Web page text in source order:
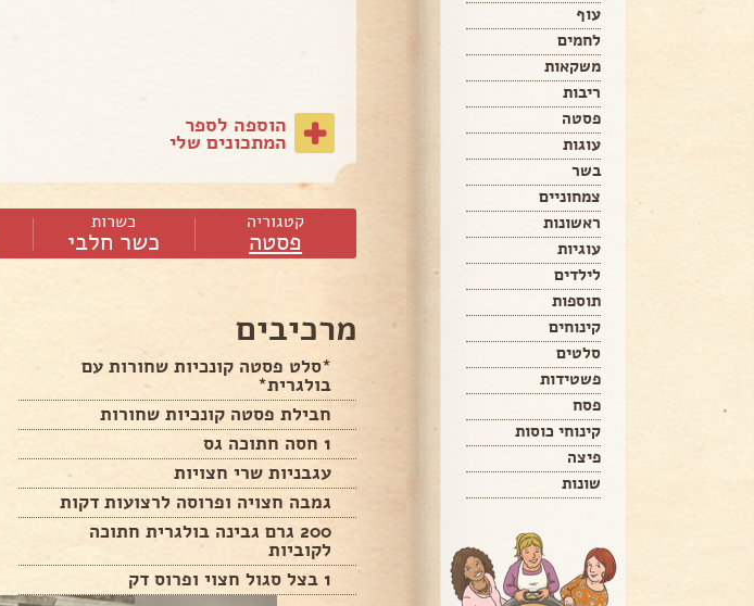
עוף
לחמים
משקאות
ריבות
פסטה
עוגות
בשר
צמחוניים
ראשונות
עוגיות
לילדים
תוספות
קינוחים
סלטים
פשטידות
פסח
קינוחי כוסות
פיצה
שונות
הוספה לספר
המתכונים שלי
קטגוריה
פסטה
כשרות
כשר חלבי
מרכיבים
*סלט פסטה קונכיות שחורות עם
בולגרית*
חבילת פסטה קונכיות שחורות
1 חסה חתוכה גס
עגבניות שרי חצויות
גמבה חצויה ופרוסה לרצועות דקות
200 גרם גבינה בולגרית חתוכה
לקוביות
1 בצל סגול חצוי ופרוס דק